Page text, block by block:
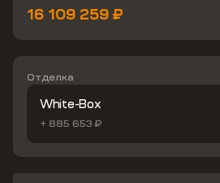
16 109 259 ₽
Отделка
White-Box
+ 885 653 ₽